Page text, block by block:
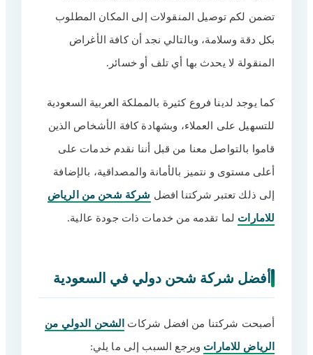
تضمن لكم توصيل المنقولات إلى المكان المطلوب
بكل دقة وسلامة، وبالتالي نجد أن كافة الأغراض
المنقولة لا يحدث بها أي تلف أو خسائر.
كما يوجد لدينا فروع كثيرة بالمملكة العربية السعودية
للتسهيل على العملاء، وبشهادة كافة الأشخاص الذين
قاموا بالتواصل معنا من قبل أننا نقدم خدمات على
أعلى مستوى و نتميز بالأمانة والمصداقية، بالإضافة
إلى ذلك تعتبر شركتنا افضل شركة شحن من الرياض
للامارات لما تقدمه من خدمات ذات جودة عالية.
أفضل شركة شحن دولي في السعودية
أصبحت شركتنا من افضل شركات الشحن الدولي من
الرياض للامارات ويرجع السبب إلى ما يلي: